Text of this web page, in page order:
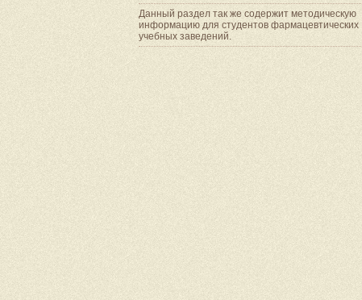
Данный раздел так же содержит методическую
информацию для студентов фармацевтических
учебных заведений.